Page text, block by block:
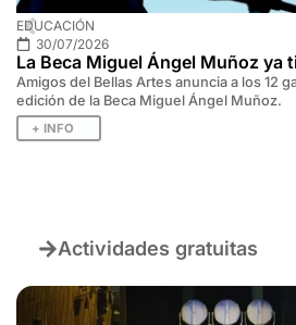
EDUCACIÓN
30/07/2026
La Beca Miguel Ángel Muñoz ya
Amigos del Bellas Artes anuncia a los 12
edición de la Beca Miguel Ángel Muñoz.
+ INFO
Actividades gratuitas